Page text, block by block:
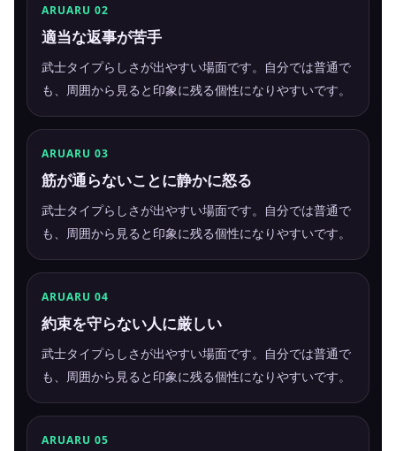
ARUARU 02
適当な返事が苦手
武士タイプらしさが出やすい場面です。自分では普通で
も、周囲から見ると印象に残る個性になりやすいです。
ARUARU 03
筋が通らないことに静かに怒る
武士タイプらしさが出やすい場面です。自分では普通で
も、周囲から見ると印象に残る個性になりやすいです。
ARUARU 04
約束を守らない人に厳しい
武士タイプらしさが出やすい場面です。自分では普通で
も、周囲から見ると印象に残る個性になりやすいです。
ARUARU 05